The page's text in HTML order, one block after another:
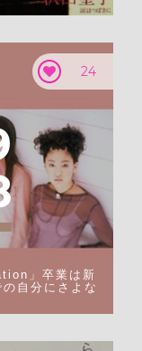
24
」卒業は新
自分にさよな